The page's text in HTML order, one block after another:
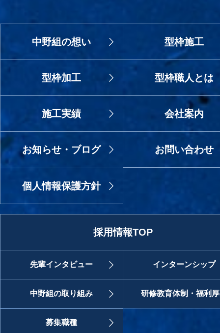
中野組の想い 型枠施工
型枠加工 型枠職人とは
施工実績 会社案内
お知らせ・ブログ お問い合わせ
個人情報保護方針
採用情報TOP
先輩インタビュー インターンシップ
中野組の取り組み 研修教育体制・福利
募集職種